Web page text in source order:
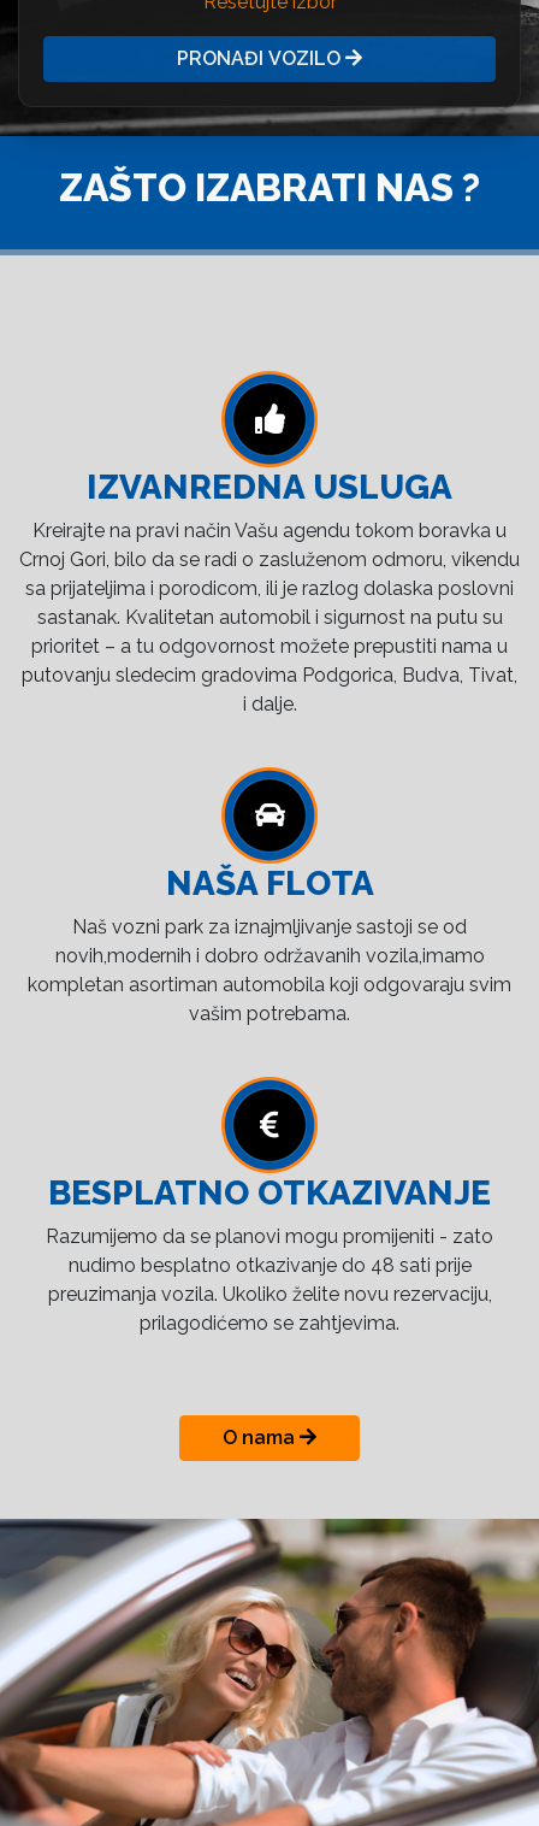
PRONAĐI VOZILO
ZAŠTO IZABRATI NAS ?
IZVANREDNA USLUGA
Kreirajte na pravi način Vašu agendu tokom boravka u
Crnoj Gori, bilo da se radi o zasluženom odmoru, vikendu
sa prijateljima i porodicom, ili je razlog dolaska poslovni
sastanak. Kvalitetan automobil i sigurnost na putu su
prioritet – a tu odgovornost možete prepustiti nama u
putovanju sledecim gradovima Podgorica, Budva, Tivat,
i dalje.
NAŠA FLOTA
Naš vozni park za iznajmljivanje sastoji se od
novih,modernih i dobro održavanih vozila,imamo
kompletan asortiman automobila koji odgovaraju svim
vašim potrebama.
BESPLATNO OTKAZIVANJE
Razumijemo da se planovi mogu promijeniti - zato
nudimo besplatno otkazivanje do 48 sati prije
preuzimanja vozila. Ukoliko želite novu rezervaciju,
prilagodićemo se zahtjevima.
O nama